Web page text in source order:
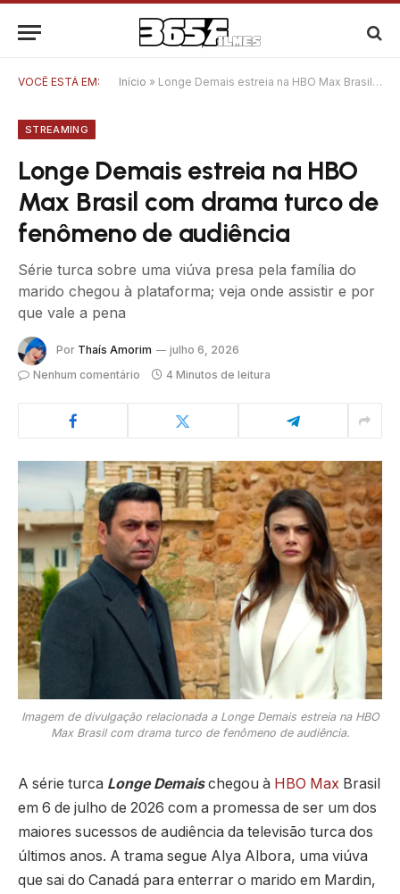
VOCÊ ESTÁ EM: Início » Longe Demais estreia na HBO Max Brasil com drama turco de fenômeno de audiência
STREAMING
Longe Demais estreia na HBO
Max Brasil com drama turco de
fenômeno de audiência
Série turca sobre uma viúva presa pela família do
marido chegou à plataforma; veja onde assistir e por
que vale a pena
Por Thaís Amorim
julho 6, 2026
Nenhum comentário
4 Minutos de leitura
Imagem de divulgação relacionada a Longe Demais estreia na HBO
Max Brasil com drama turco de fenômeno de audiência.
A série turca Longe Demaischegou à HBO Max Brasil
em 6 de julho de 2026 com a promessa de ser um dos
maiores sucessos de audiência da televisão turca dos
últimos anos. A trama segue Alya Albora, uma viúva
que sai do Canadá para enterrar o marido em Mardin,